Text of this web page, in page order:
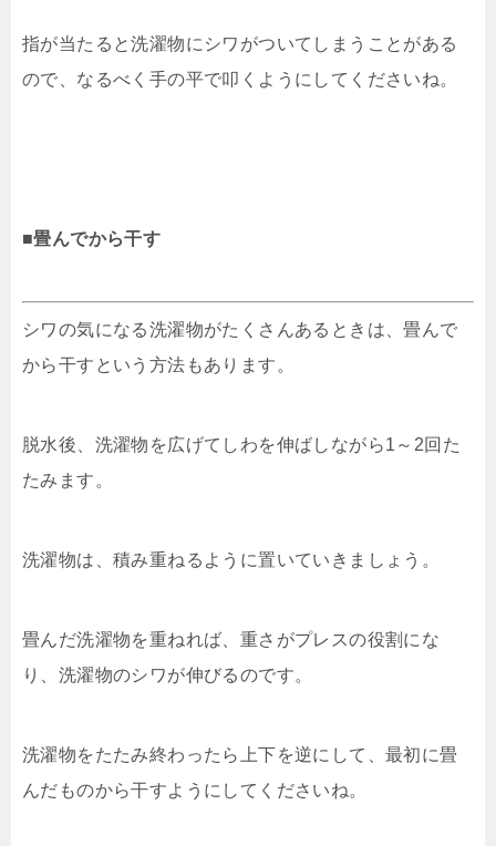
指が当たると洗濯物にシワがついてしまうことがある
ので、なるべく手の平で叩くようにしてくださいね。
■畳んでから干す
シワの気になる洗濯物がたくさんあるときは、畳んで
から干すという方法もあります。
脱水後、洗濯物を広げてしわを伸ばしながら1～2回た
たみます。
洗濯物は、積み重ねるように置いていきましょう。
畳んだ洗濯物を重ねれば、重さがプレスの役割にな
り、洗濯物のシワが伸びるのです。
洗濯物をたたみ終わったら上下を逆にして、最初に畳
んだものから干すようにしてくださいね。